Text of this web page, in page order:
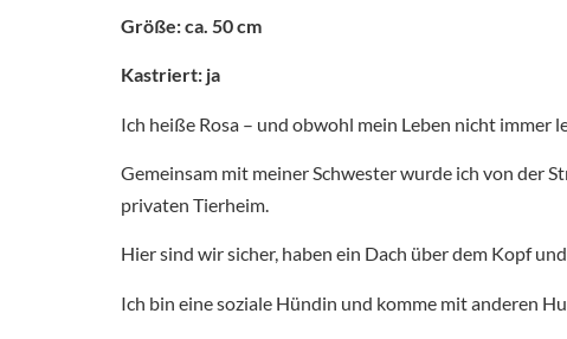
Größe: ca. 50 cm
Kastriert: ja
Ich heiße Rosa – und obwohl mein Leben nicht immer
Gemeinsam mit meiner Schwester wurde ich von der
privaten Tierheim.
Hier sind wir sicher, haben ein Dach über dem Kopf
Ich bin eine soziale Hündin und komme mit anderen